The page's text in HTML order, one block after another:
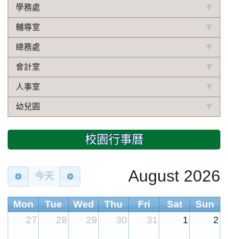
學務處
輔導室
總務處
會計室
人事室
幼兒園
校園行事曆
今天 August 2026
Mon Tue Wed Thu Fri Sat
Sun
27
28 29 30 31 1 2